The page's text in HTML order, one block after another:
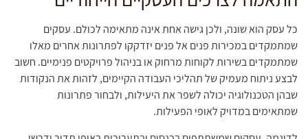
כל עסק הוא שונה, ולכן גישה אחת אינה מתאימה לכולם. עסקים
שמתמקדים במכירות פנים אל פנים יזדקקו לפתרונות אחרים מאלו
שמתמקדים בשירות לקוחות מרחוק או בניהול פרויקטים פנימיים. חשוב
לבצע ניתוח מעמיק של תהליכי העבודה הקיימים, לזהות את הנקודות
שבהן הטכנולוגיה יכולה לשפר את היעילות, ולבחור פתרונות
שמתאימים במדויק לאופי הפעילות.